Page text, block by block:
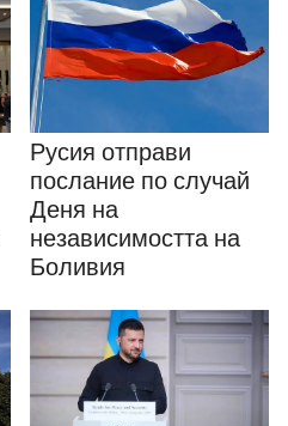
Русия отправи
послание по случай
Деня на
независимостта на
Боливия